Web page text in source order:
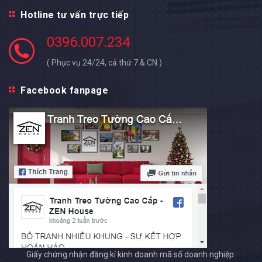
Hotline tư vấn trực tiếp
0396.007.234
( Phục vụ 24/24, cả thứ 7 & CN )
Facebook fanpage
Giấy chứng nhận đăng kí kinh doanh mã số doanh nghiệp: